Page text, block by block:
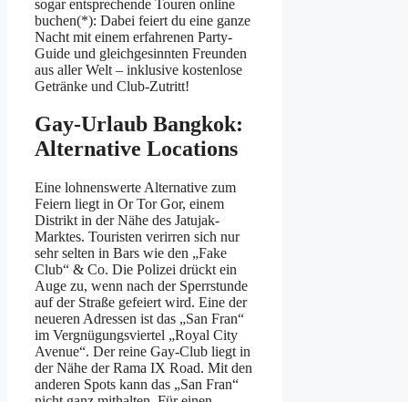
sogar entsprechende Touren online
buchen(*): Dabei feiert du eine ganze
Nacht mit einem erfahrenen Party-
Guide und gleichgesinnten Freunden
aus aller Welt – inklusive kostenlose
Getränke und Club-Zutritt!
Gay-Urlaub Bangkok:
Alternative Locations
Eine lohnenswerte Alternative zum
Feiern liegt in Or Tor Gor, einem
Distrikt in der Nähe des Jatujak-
Marktes. Touristen verirren sich nur
sehr selten in Bars wie den „Fake
Club“ & Co. Die Polizei drückt ein
Auge zu, wenn nach der Sperrstunde
auf der Straße gefeiert wird. Eine der
neueren Adressen ist das „San Fran“
im Vergnügungsviertel „Royal City
Avenue“. Der reine Gay-Club liegt in
der Nähe der Rama IX Road. Mit den
anderen Spots kann das „San Fran“